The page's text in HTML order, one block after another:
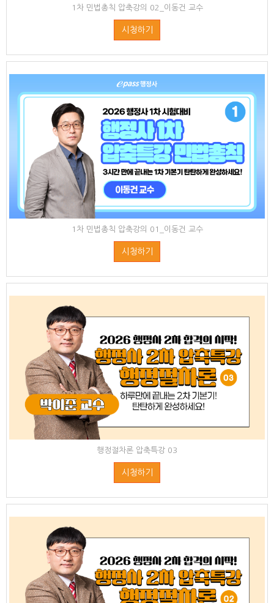
1차 민법총칙 압축강의 02_이동건 교수
시청하기
1차 민법총칙 압축강의 01_이동건 교수
시청하기
행정절차론 압축특강 03
시청하기